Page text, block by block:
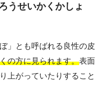
うせいかくかしょ
」とも呼ばれる良性の皮
の方に見られます。表面
上がっていたりすること